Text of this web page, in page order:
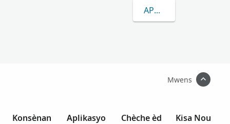
Mwens
Konsènan
Aplikasyo
Chèche èd
Kisa Nou